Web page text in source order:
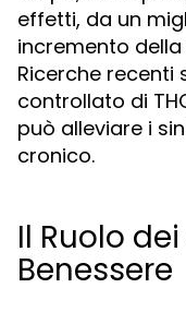
effetti, da un
incremento
Ricerche recenti
controllato di
può alleviare i
cronico.
Il Ruolo
Benessere